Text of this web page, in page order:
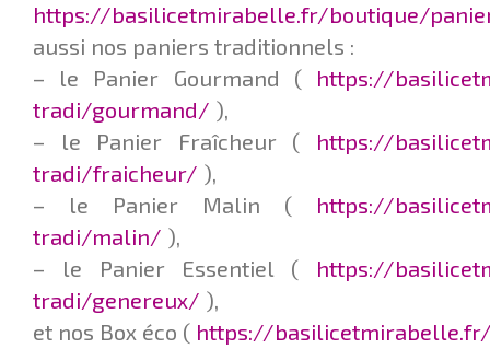
https://basilicetmirabelle.fr/boutique/
aussi nos paniers traditionnels :
– le Panier Gourmand ( https://
tradi/gourmand/ ),
– le Panier Fraîcheur ( https://
tradi/fraicheur/ ),
– le Panier Malin ( https://
tradi/malin/ ),
– le Panier Essentiel ( https://
tradi/genereux/ ),
et nos Box éco ( https://